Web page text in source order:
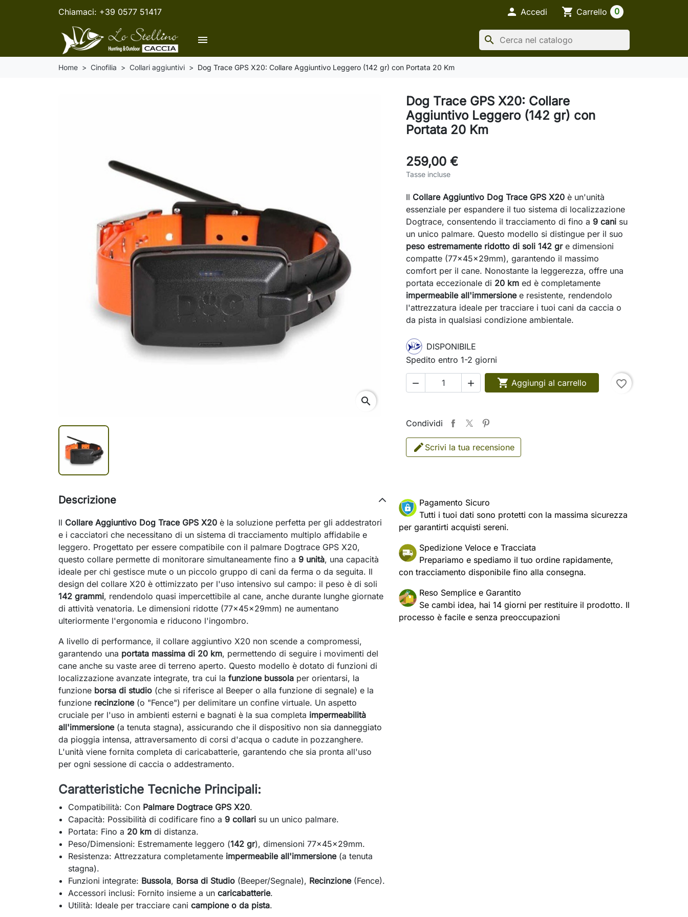
Chiamaci: +39 0577 51417  Accedi shopping_cart Carrello 0
menu search
Home Cinofilia Collari aggiuntivi Dog Trace GPS X20: Collare Aggiuntivo Leggero (142 gr) con Portata 20 Km
search
Dog Trace GPS X20: Collare
Aggiuntivo Leggero (142 gr) con
Portata 20 Km
259,00 €
Tasse incluse
Il Collare Aggiuntivo Dog Trace GPS X20 è un'unità
essenziale per espandere il tuo sistema di localizzazione
Dogtrace, consentendo il tracciamento di fino a 9 cani su
un unico palmare. Questo modello si distingue per il suo
peso estremamente ridotto di soli 142 gre dimensioni
compatte (77x45x29mm), garantendo il massimo
comfort per il cane. Nonostante la leggerezza, offre una
portata eccezionale di 20 km ed è completamente
impermeabile all'immersionee resistente, rendendolo
l'attrezzatura ideale per tracciare i tuoi cani da caccia o
da pista in qualsiasi condizione ambientale.
DISPONIBILE
Spedito entro 1-2 giorni
   Aggiungi al carrello favorite_border
Condividi
Scrivi la tua recensione
Pagamento Sicuro
Tutti i tuoi dati sono protetti con la massima sicurezza
per garantirti acquisti sereni.
Spedizione Veloce e Tracciata
Prepariamo e spediamo il tuo ordine rapidamente,
con tracciamento disponibile fino alla consegna.
Reso Semplice e Garantito
Se cambi idea, hai 14 giorni per restituire il prodotto. Il
processo è facile e senza preoccupazioni
Descrizione
Il Collare Aggiuntivo Dog Trace GPS X20 è la soluzione perfetta per gli addestratori
e i cacciatori che necessitano di un sistema di tracciamento multiplo affidabile e
leggero. Progettato per essere compatibile con il palmare Dogtrace GPS X20,
questo collare permette di monitorare simultaneamente fino a 9 unità, una capacità
ideale per chi gestisce mute o un piccolo gruppo di cani da ferma o da seguita. Il
design del collare X20 è ottimizzato per l'uso intensivo sul campo: il peso è di soli
142 grammi, rendendolo quasi impercettibile al cane, anche durante lunghe giornate
di attività venatoria. Le dimensioni ridotte (77x45x29mm) ne aumentano
ulteriormente l'ergonomia e riducono l'ingombro.
A livello di performance, il collare aggiuntivo X20 non scende a compromessi,
garantendo una portata massima di 20 km, permettendo di seguire i movimenti del
cane anche su vaste aree di terreno aperto. Questo modello è dotato di funzioni di
localizzazione avanzate integrate, tra cui la funzione bussola per orientarsi, la
funzione borsa di studio (che si riferisce al Beeper o alla funzione di segnale) e la
funzione recinzione(o "Fence") per delimitare un confine virtuale. Un aspetto
cruciale per l'uso in ambienti esterni e bagnati è la sua completa impermeabilità
all'immersione(a tenuta stagna), assicurando che il dispositivo non sia danneggiato
da pioggia intensa, attraversamento di corsi d'acqua o cadute in pozzanghere.
L'unità viene fornita completa di caricabatterie, garantendo che sia pronta all'uso
per ogni sessione di caccia o addestramento.
Caratteristiche Tecniche Principali:
Compatibilità: Con Palmare Dogtrace GPS X20.
Capacità: Possibilità di codificare fino a 9 collari su un unico palmare.
Portata: Fino a 20 km di distanza.
Peso/Dimensioni: Estremamente leggero (142 gr), dimensioni 77x45x29mm.
Resistenza: Attrezzatura completamente impermeabile all'immersione(a tenuta
stagna).
Funzioni integrate: Bussola, Borsa di Studio (Beeper/Segnale), Recinzione(Fence).
Accessori inclusi: Fornito insieme a uncaricabatterie.
Utilità: Ideale per tracciare canicampione o da pista.